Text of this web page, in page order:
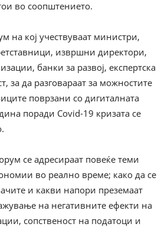
во соопштението.
на кој учествуваат министри,
извршни директори,
банки за развој, експертска
за да разговараат за можностите
поврзани со дигиталната
поради Covid-19 кризата се
се адресираат повеќе теми
во реално време; како да се
и какви напори преземаат
на негативните ефекти на
сопственост на податоци и